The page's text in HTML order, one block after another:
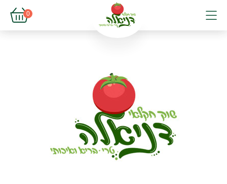
0
פתיחת
פתיחת